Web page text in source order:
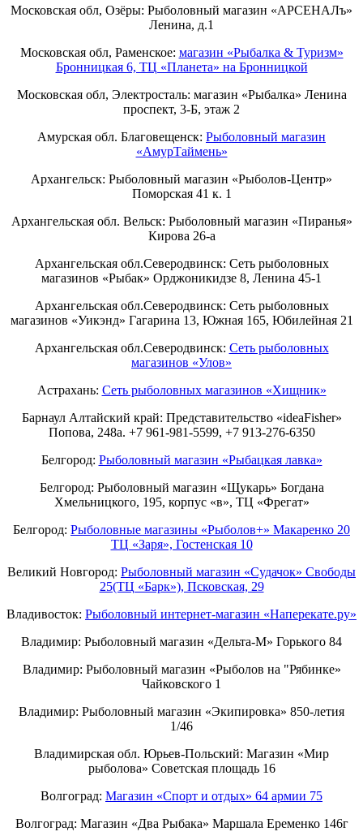
Московская обл, Озёры: Рыболовный магазин «АРСЕНАЛъ»
Ленина, д.1
Московская обл, Раменское: магазин «Рыбалка & Туризм»
Бронницкая 6, ТЦ «Планета» на Бронницкой
Московская обл, Электросталь: магазин «Рыбалка» Ленина
проспект, 3-Б, этаж 2
Амурская обл. Благовещенск: Рыболовный магазин
«АмурТаймень»
Архангельск: Рыболовный магазин «Рыболов-Центр»
Поморская 41 к. 1
Архангельская обл. Вельск: Рыболовный магазин «Пиранья»
Кирова 26-а
Архангельская обл.Северодвинск: Сеть рыболовных
магазинов «Рыбак» Орджоникидзе 8, Ленина 45-1
Архангельская обл.Северодвинск: Сеть рыболовных
магазинов «Уикэнд» Гагарина 13, Южная 165, Юбилейная 21
Архангельская обл.Северодвинск: Сеть рыболовных
магазинов «Улов»
Астрахань: Сеть рыболовных магазинов «Хищник»
Барнаул Алтайский край: Представительство «ideaFisher»
Попова, 248а. +7 961-981-5599, +7 913-276-6350
Белгород: Рыболовный магазин «Рыбацкая лавка»
Белгород: Рыболовный магазин «Щукарь» Богдана
Хмельницкого, 195, корпус «в», ТЦ «Фрегат»
Белгород: Рыболовные магазины «Рыболов+» Макаренко 20
ТЦ «Заря», Гостенская 10
Великий Новгород: Рыболовный магазин «Судачок» Свободы
25(ТЦ «Барк»), Псковская, 29
Владивосток: Рыболовный интернет-магазин «Наперекате.ру»
Владимир: Рыболовный магазин «Дельта-М» Горького 84
Владимир: Рыболовный магазин «Рыболов на "Рябинке»
Чайковского 1
Владимир: Рыболовный магазин «Экипировка» 850-летия
1/46
Владимирская обл. Юрьев-Польский: Магазин «Мир
рыболова» Советская площадь 16
Волгоград: Магазин «Спорт и отдых» 64 армии 75
Волгоград: Магазин «Два Рыбака» Маршала Еременко 146г